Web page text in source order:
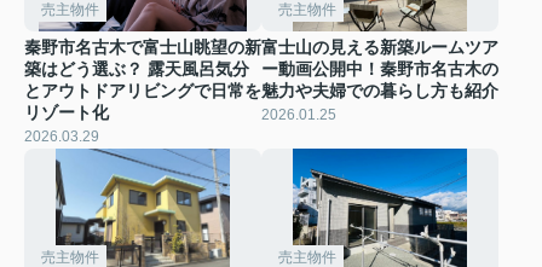
売主物件
秦野市名古木で富士山眺望の新
築はどう選ぶ？ 露天風呂気分
とアウトドアリビングで日常を
リゾート化
2026.03.29
売主物件
富士山の見える新築ルームツア
ー動画公開中！秦野市名古木の
魅力や夫婦での暮らし方も紹介
2026.01.25
売主物件 売主物件